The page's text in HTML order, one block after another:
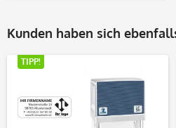
Kunden haben sich
TIPP!